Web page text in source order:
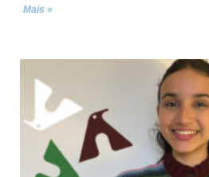
Mais »